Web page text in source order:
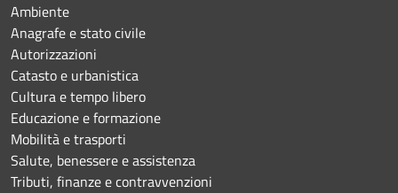
Ambiente
Anagrafe e stato civile
Autorizzazioni
Catasto e urbanistica
Cultura e tempo libero
Educazione e formazione
Mobilità e trasporti
Salute, benessere e assistenza
Tributi, finanze e contravvenzioni